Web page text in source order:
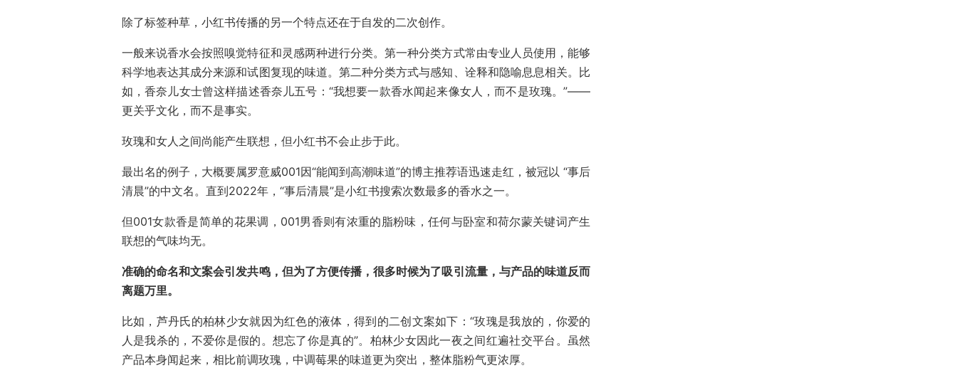
除了标签种草，小红书传播的另一个特点还在于自发的二次创作。
一般来说香水会按照嗅觉特征和灵感两种进行分类。第一种分类方式常由专业人员使用，能够
科学地表达其成分来源和试图复现的味道。第二种分类方式与感知、诠释和隐喻息息相关。比
如，香奈儿女士曾这样描述香奈儿五号：“我想要一款香水闻起来像女人，而不是玫瑰。”——
更关乎文化，而不是事实。
玫瑰和女人之间尚能产生联想，但小红书不会止步于此。
最出名的例子，大概要属罗意威001因“能闻到高潮味道”的博主推荐语迅速走红，被冠以 “事后
清晨”的中文名。直到2022年，“事后清晨”是小红书搜索次数最多的香水之一。
但001女款香是简单的花果调，001男香则有浓重的脂粉味，任何与卧室和荷尔蒙关键词产生
联想的气味均无。
准确的命名和文案会引发共鸣，但为了方便传播，很多时候为了吸引流量，与产品的味道反而
离题万里。
比如，芦丹氏的柏林少女就因为红色的液体，得到的二创文案如下：“玫瑰是我放的，你爱的
人是我杀的，不爱你是假的。想忘了你是真的”。柏林少女因此一夜之间红遍社交平台。虽然
产品本身闻起来，相比前调玫瑰，中调莓果的味道更为突出，整体脂粉气更浓厚。